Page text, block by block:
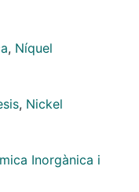
straightforward
enantiomerically
anda,b-dihydroxy
calculations explain
, Níquel
, Nickel
Inorgànica i